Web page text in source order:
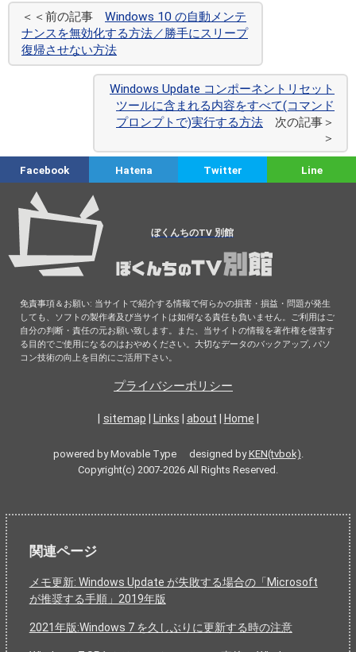
＜＜前の記事 Windows 10 の自動メンテ
ナンスを無効化する方法／勝手にスリープ
復帰させない方法
Windows Update コンポーネントリセット
ツールに含まれる内容をすべて(コマンド
プロンプトで)実行する方法 次の記事＞
＞
Facebook Hatena Twitter Line
ぼくんちのTV 別館
免責事項＆お願い: 当サイトで紹介する情報で何らかの損害・損益・問題が発生
しても、ソフトの製作者及び当サイトは如何なる責任も負いません。ご利用はご
自分の判断・責任の元お願い致します。また、当サイトの情報を著作権を侵害す
る目的でご使用になるのはおやめください。大切なデータのバックアップ, パソ
コン技術の向上を目的にご活用下さい。
プライバシーポリシー
sitemap Links about Home
powered by Movable Type designed byKEN(tvbok)
Copyright(c) 2007-2026 All Rights Reserved.
関連ページ
メモ更新: Windows Update が失敗する場合の「Microsoft
が推奨する手順」2019年版
2021年版:Windows 7 を久しぶりに更新する時の注意